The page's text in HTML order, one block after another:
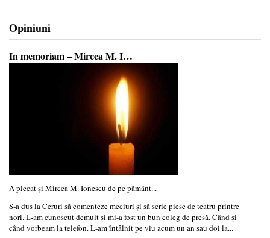
Opiniuni
In memoriam – Mircea M. I…
A plecat și Mircea M. Ionescu de pe pământ...
S-a dus la Ceruri să comenteze meciuri și să scrie piese de teatru printre
nori. L-am cunoscut demult și mi-a fost un bun coleg de presă. Când și
când vorbeam la telefon. L-am întâlnit pe viu acum un an sau doi la...